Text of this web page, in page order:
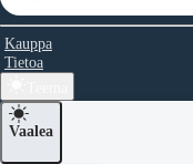
Kauppa
Tietoa
Vaalea